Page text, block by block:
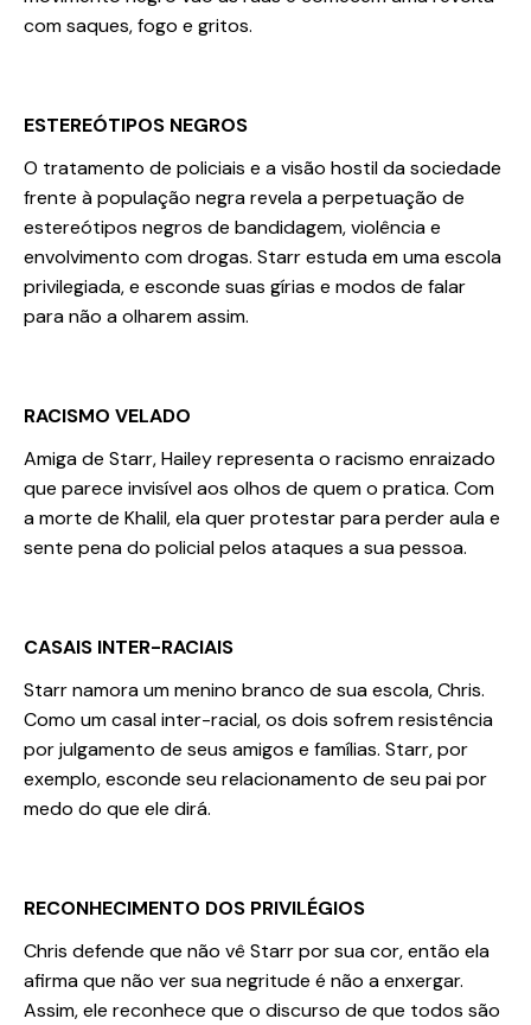
com saques, fogo e gritos.
ESTEREÓTIPOS NEGROS
O tratamento de policiais e a visão hostil da sociedade
frente à população negra revela a perpetuação de
estereótipos negros de bandidagem, violência e
envolvimento com drogas. Starr estuda em uma escola
privilegiada, e esconde suas gírias e modos de falar
para não a olharem assim.
RACISMO VELADO
Amiga de Starr, Hailey representa o racismo enraizado
que parece invisível aos olhos de quem o pratica. Com
a morte de Khalil, ela quer protestar para perder aula e
sente pena do policial pelos ataques a sua pessoa.
CASAIS INTER-RACIAIS
Starr namora um menino branco de sua escola, Chris.
Como um casal inter-racial, os dois sofrem resistência
por julgamento de seus amigos e famílias. Starr, por
exemplo, esconde seu relacionamento de seu pai por
medo do que ele dirá.
RECONHECIMENTO DOS PRIVILÉGIOS
Chris defende que não vê Starr por sua cor, então ela
afirma que não ver sua negritude é não a enxergar.
Assim, ele reconhece que o discurso de que todos são